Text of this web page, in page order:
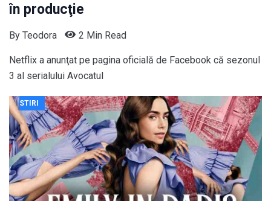
în producţie
By Teodora 2 Min Read
Netflix a anunţat pe pagina oficială de Facebook că sezonul
3 al serialului Avocatul
STIRI